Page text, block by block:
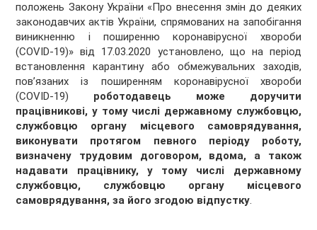
положень Закону України «Про внесення змін до деяких
законодавчих актів України, спрямованих на запобігання
виникненню і поширенню коронавірусної хвороби
(COVID-19)» від 17.03.2020 установлено, що на період
встановлення карантину або обмежувальних заходів,
пов’язаних із поширенням коронавірусної хвороби
(COVID-19) роботодавець може доручити
працівникові, у тому числі державному службовцю,
службовцю органу місцевого самоврядування,
виконувати протягом певного періоду роботу,
визначену трудовим договором, вдома, а також
надавати працівнику, у тому числі державному
службовцю, службовцю органу місцевого
самоврядування, за його згодою відпустку.